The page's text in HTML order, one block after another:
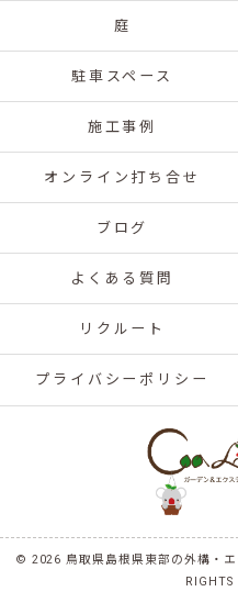
庭
駐車スペース
施工事例
オンライン打ち合せ
ブログ
よくある質問
リクルート
プライバシーポリシー
© 2026 鳥取県島根県東部の外構・
RIGHTS